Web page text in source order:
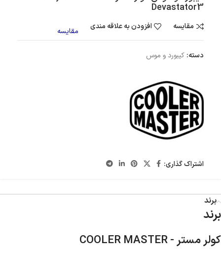
Devastator3
مقایسه افزودن به علاقه مندی مقایسه
دسته: کیبورد و موس
اشتراک گذاری:
برند
برند
کولر مستر - COOLER MASTER